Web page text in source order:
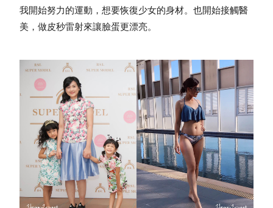
我開始努力的運動，想要恢復少女的身材。也開始接觸醫
美，做皮秒雷射來讓臉蛋更漂亮。